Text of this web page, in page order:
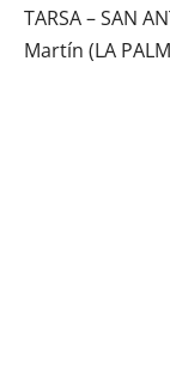
TARSA – SAN
Martín (LA